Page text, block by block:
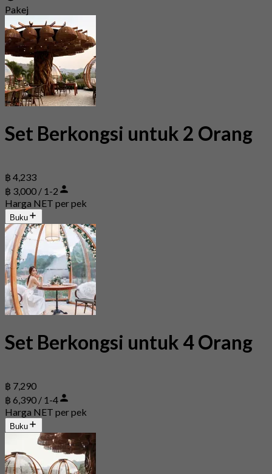
Pakej
Set Berkongsi untuk 2 Orang
฿ 4,233
฿ 3,000 / 1-2
Harga NET per pek
Buku
Set Berkongsi untuk 4 Orang
฿ 7,290
฿ 6,390 / 1-4
Harga NET per pek
Buku